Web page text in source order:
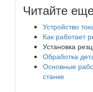
Читайте
Устройство
Как работает
Установка
Обработка
Основные
станке